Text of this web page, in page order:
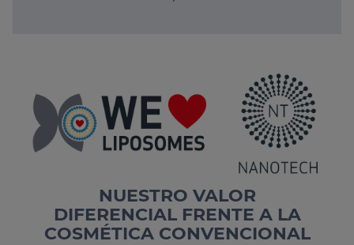
NUESTRO VALOR
DIFERENCIAL FRENTE A LA
COSMÉTICA CONVENCIONAL